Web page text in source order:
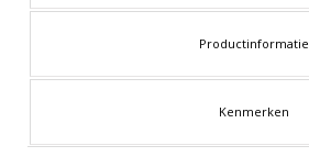
Productinformatie
Kenmerken